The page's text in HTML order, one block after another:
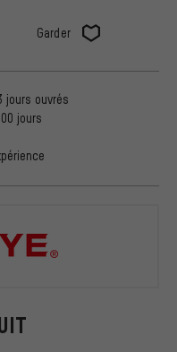
Garder
jours ouvrés
jours
CATEYE